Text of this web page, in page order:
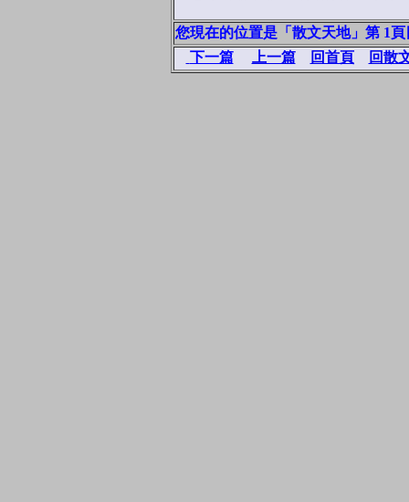
您現在的位置是「散文天地」第 1
下一篇
上一篇 回首頁 回散